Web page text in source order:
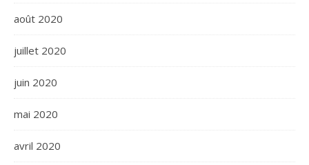
août 2020
juillet 2020
juin 2020
mai 2020
avril 2020